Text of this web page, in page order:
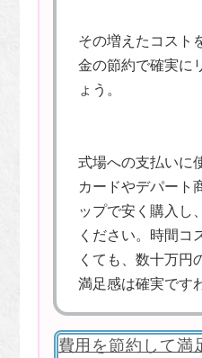
その増えたコスト
金の節約で確実に
ょう。
式場への支払いに
カードやデパート
ップで安く購入し
ください。時間コ
くても、数十万円
満足感は確実です
費用を節約して満